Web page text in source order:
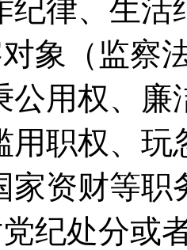
纪律、生活
象（监察
公用权、廉
用职权、
家资财等
纪处分或